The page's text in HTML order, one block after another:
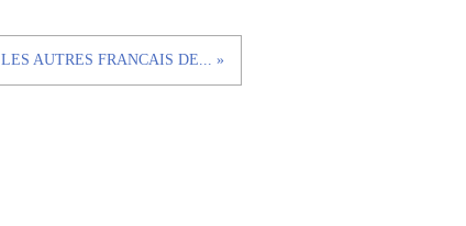
LES AUTRES FRANCAIS DE... »